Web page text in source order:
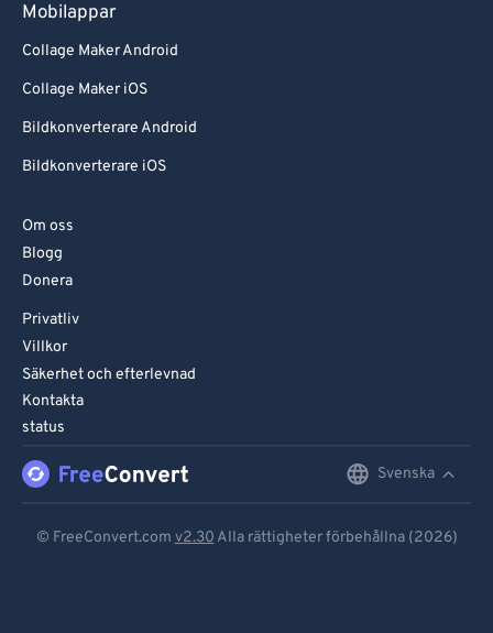
Mobilappar
Collage Maker Android
Collage Maker iOS
Bildkonverterare Android
Bildkonverterare iOS
Om oss
Blogg
Donera
Privatliv
Villkor
Säkerhet och efterlevnad
Kontakta
status
Svenska
© FreeConvert.com v2.30 Alla rättigheter förbehållna (2026)